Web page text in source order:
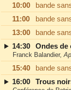
10:00
bande
11:00
bande
13:00
bande
14:30
Ondes de
Franck Balandier,
15:40
bande
16:00
Trous